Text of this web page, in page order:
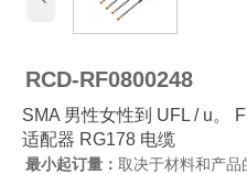
RCD-RF0800248
SMA 男性女性到 UFL / u。
适配器 RG178 电缆
最小起订量： 取决于材料和产品